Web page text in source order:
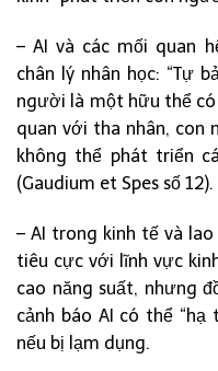
– AI và các mối quan
chân lý nhân học: “Tự
người là một hữu thể
quan với tha nhân, con
không thể phát triển
(Gaudium et Spes số 12).
– AI trong kinh tế và
tiêu cực với lĩnh vực
cao năng suất, nhưng
cảnh báo AI có thể
nếu bị lạm dụng.